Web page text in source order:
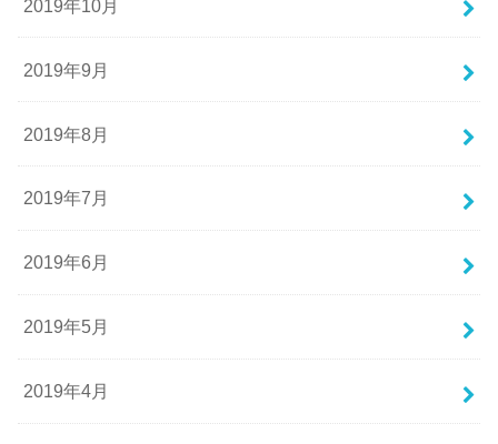
2019年10月
2019年9月
2019年8月
2019年7月
2019年6月
2019年5月
2019年4月